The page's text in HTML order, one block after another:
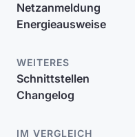
Netzanmeldung
Energieausweise
WEITERES
Schnittstellen
Changelog
IM VERGLEICH